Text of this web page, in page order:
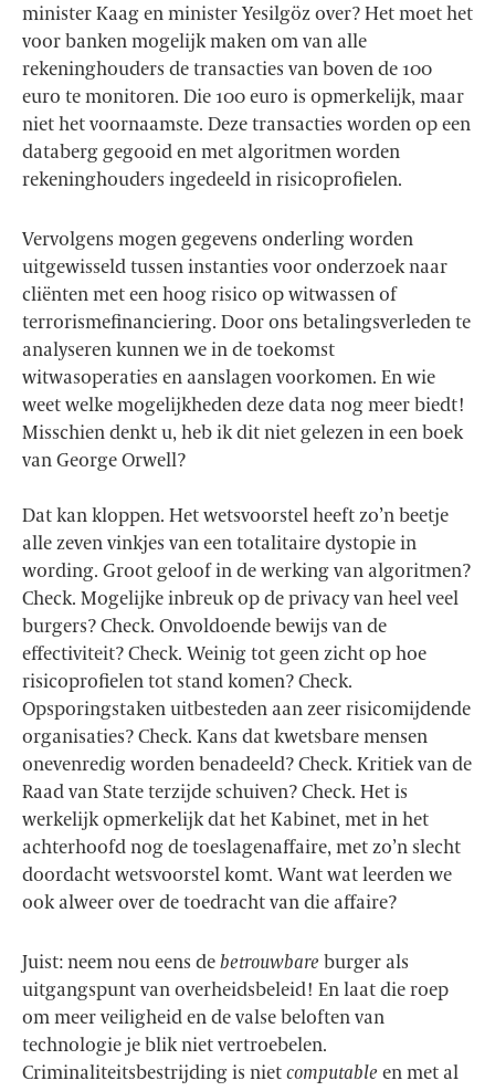
minister Kaag en minister Yesilgöz over? Het moet het
voor banken mogelijk maken om van alle
rekeninghouders de transacties van boven de 100
euro te monitoren. Die 100 euro is opmerkelijk, maar
niet het voornaamste. Deze transacties worden op een
databerg gegooid en met algoritmen worden
rekeninghouders ingedeeld in risicoprofielen.
Vervolgens mogen gegevens onderling worden
uitgewisseld tussen instanties voor onderzoek naar
cliënten met een hoog risico op witwassen of
terrorismefinanciering. Door ons betalingsverleden te
analyseren kunnen we in de toekomst
witwasoperaties en aanslagen voorkomen. En wie
weet welke mogelijkheden deze data nog meer biedt!
Misschien denkt u, heb ik dit niet gelezen in een boek
van George Orwell?
Dat kan kloppen. Het wetsvoorstel heeft zo’n beetje
alle zeven vinkjes van een totalitaire dystopie in
wording. Groot geloof in de werking van algoritmen?
Check. Mogelijke inbreuk op de privacy van heel veel
burgers? Check. Onvoldoende bewijs van de
effectiviteit? Check. Weinig tot geen zicht op hoe
risicoprofielen tot stand komen? Check.
Opsporingstaken uitbesteden aan zeer risicomijdende
organisaties? Check. Kans dat kwetsbare mensen
onevenredig worden benadeeld? Check. Kritiek van de
Raad van State terzijde schuiven? Check. Het is
werkelijk opmerkelijk dat het Kabinet, met in het
achterhoofd nog de toeslagenaffaire, met zo’n slecht
doordacht wetsvoorstel komt. Want wat leerden we
ook alweer over de toedracht van die affaire?
Juist: neem nou eens debetrouwbare burger als
uitgangspunt van overheidsbeleid! En laat die roep
om meer veiligheid en de valse beloften van
technologie je blik niet vertroebelen.
Criminaliteitsbestrijding is nietcomputable en met al